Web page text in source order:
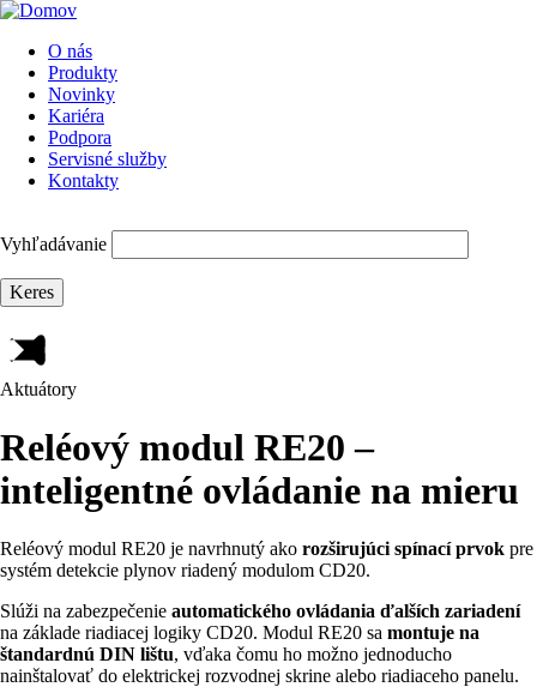
Skip
main
navigation
Main
navigation
O nás
Produkty
Novinky
Kariéra
Podpora
Servisné služby
Kontakty
Vyhľadávanie
Aktuátory
Reléový modul RE20 –
inteligentné ovládanie na mieru
Reléový modul RE20 je navrhnutý ako rozširujúci spínací prvok pre
systém detekcie plynov riadený modulom CD20.
Slúži na zabezpečenie automatického ovládania ďalších zariadení
na základe riadiacej logiky CD20. Modul RE20 sa montuje na
štandardnú DIN lištu, vďaka čomu ho možno jednoducho
nainštalovať do elektrickej rozvodnej skrine alebo riadiaceho panelu.